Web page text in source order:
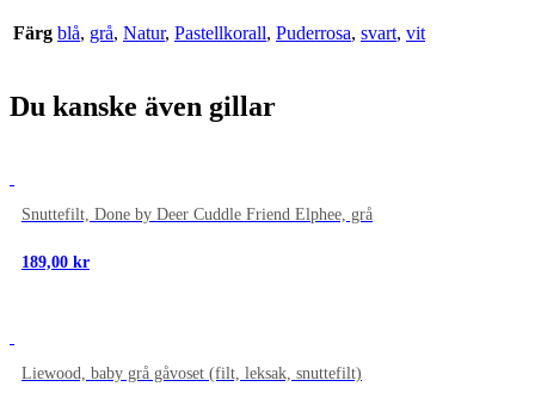
Färg blå, grå, Natur, Pastellkorall, Puderrosa, svart, vit
Du kanske även gillar
Snuttefilt, Done by Deer Cuddle Friend Elphee, grå
189,00 kr
Liewood, baby grå gåvoset (filt, leksak, snuttefilt)